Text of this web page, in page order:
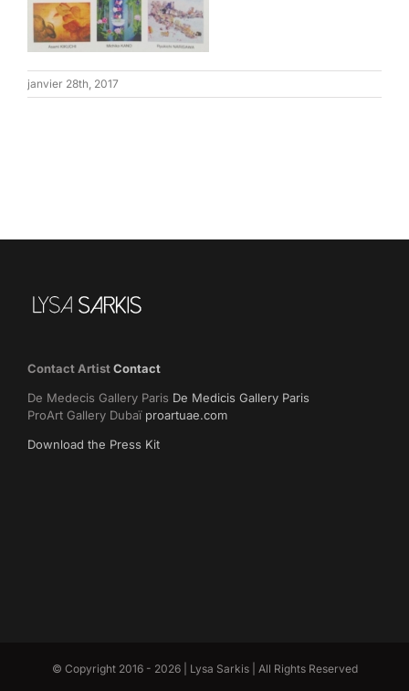
janvier 28th, 2017
Contact ArtistContact
De Medecis Gallery Paris De Medicis Gallery Paris
ProArt Gallery Dubaï proartuae.com
Download the Press Kit
© Copyright 2016 - 2026 | Lysa Sarkis | All Rights Reserved